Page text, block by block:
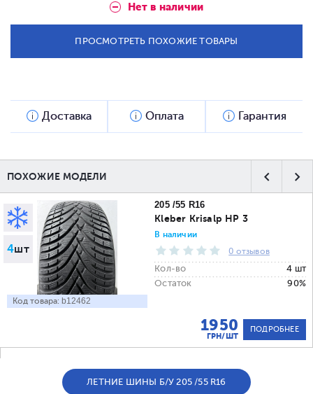
Нет в наличии
ПРОСМОТРЕТЬ ПОХОЖИЕ ТОВАРЫ
Доставка Оплата Гарантия
ПОХОЖИЕ МОДЕЛИ
4шт
Код товара: b12462
205 /55 R16
Kleber Krisalp HP 3
В наличии
0 отзывов
Кол-во
4 шт
Остаток
90%
1950
ГРН/ШТ
ПОДРОБНЕЕ
ЛЕТНИЕ ШИНЫ Б/У 205 /55 R16